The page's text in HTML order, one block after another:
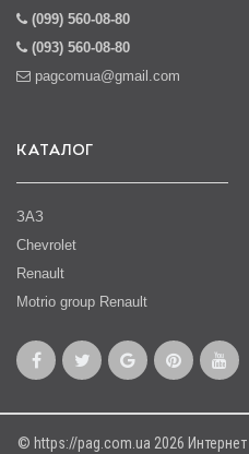
(099) 560-08-80
(093) 560-08-80
pagcomua@gmail.com
КАТАЛОГ
ЗАЗ
Chevrolet
Renault
Motrio group Renault
© https://pag.com.ua 2026